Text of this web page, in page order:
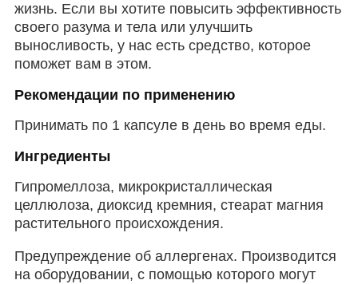
жизнь. Если вы хотите повысить эффективность
своего разума и тела или улучшить
выносливость, у нас есть средство, которое
поможет вам в этом.
Рекомендации по применению
Принимать по 1 капсуле в день во время еды.
Ингредиенты
Гипромеллоза, микрокристаллическая
целлюлоза, диоксид кремния, стеарат магния
растительного происхождения.
Предупреждение об аллергенах. Производится
на оборудовании, с помощью которого могут